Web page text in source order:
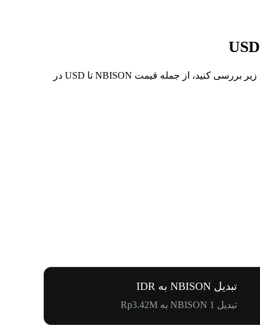
در 7 روز گذشته، بالاترین قیمت از NBISON تا USD $228.69 و کمترین آن $181.72 بوده است. می‌توانید داده‌های بیشتری را در جدول زیر بررسی کنید، از جمله قیمت NBISON تا USD در
تبدیل NBISON به IDR
تبدیل 1 NBISON به Rp3.42M